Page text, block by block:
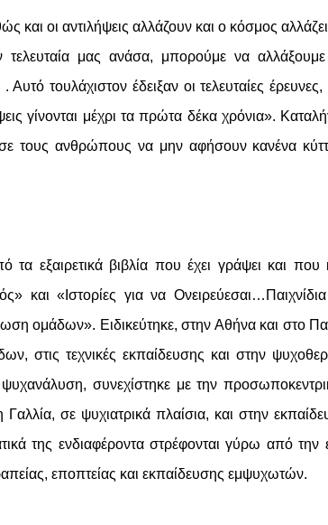
και οι αντιλήψεις αλλάζουν και ο κόσμος
μας ανάσα, μπορούμε να
. Αυτό τουλάχιστον έδειξαν οι τελευταίες
γίνονται μέχρι τα πρώτα δέκα χρόνια».
τους ανθρώπους να μην αφήσουν κανένα
εξαιρετικά βιβλία που έχει γράψει και που
και «Ιστορίες για να
ομάδων». Ειδικεύτηκε, στην Αθήνα και στο
στις τεχνικές εκπαίδευσης και στην
συνεχίστηκε με την
σε ψυχιατρικά πλαίσια, και στην
της ενδιαφέροντα στρέφονται γύρω από
εποπτείας και εκπαίδευσης εμψυχωτών.